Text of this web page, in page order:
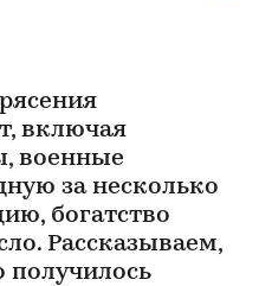
включая
военные
за несколько
богатство
Рассказываем,
получилось